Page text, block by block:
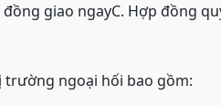
đồng giao ngayC. Hợp đồng
ngoại hối bao gồm: